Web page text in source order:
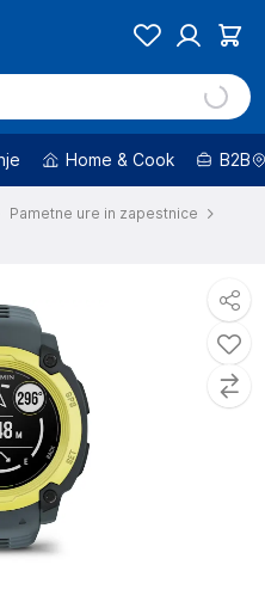
Home & Cook B2B
Pametne ure in zapestnice